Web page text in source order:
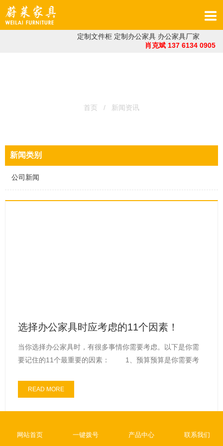
定制文件柜 定制办公家具 办公家具厂家
肖克斌 137 6134 0905
首页 / 新闻资讯
新闻类别
公司新闻
选择办公家具时应考虑的11个因素！
当你选择办公家具时，有很多事情你需要考虑。以下是你需
要记住的11个最重要的因素： 1、预算预算是你需要考
READ MORE
网站首页 一键拨号 产品中心 联系我们